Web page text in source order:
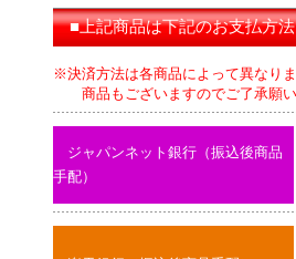
■上記商品は下記のお支払方
※決済方法は各商品によって異なり
商品もございますのでご了承願い
ジャパンネット銀行（振込後商品
手配）